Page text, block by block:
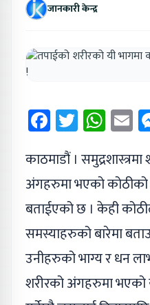
जानकारी केन्द्र
Facebook
Twitter
काठमाडौं ।
अंगहरुमा भएको
बताईएको छ । केही
समस्याहरुको बारेमा
उनीहरुको भाग्य र धन
शरीरको अंगहरुमा भएको